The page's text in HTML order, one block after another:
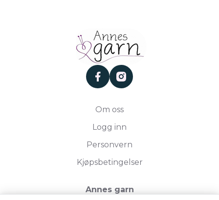
facebookinstagram
Om oss
Logg inn
Personvern
Kjøpsbetingelser
Annes garn